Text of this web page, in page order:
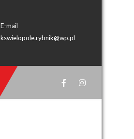
E-mail
kswielopole.rybnik@wp.pl